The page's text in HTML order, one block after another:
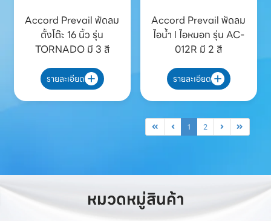
Accord Prevail พัดลม
ตั้งโต๊ะ 16 นิ้ว รุ่น
TORNADO มี 3 สี
รายละเอียด
Accord Prevail พัดลม
ไอน้ำ l ไอหมอก รุ่น AC-
012R มี 2 สี
รายละเอียด
1 2
หมวดหมู่สินค้า